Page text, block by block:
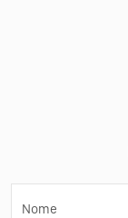
Nome